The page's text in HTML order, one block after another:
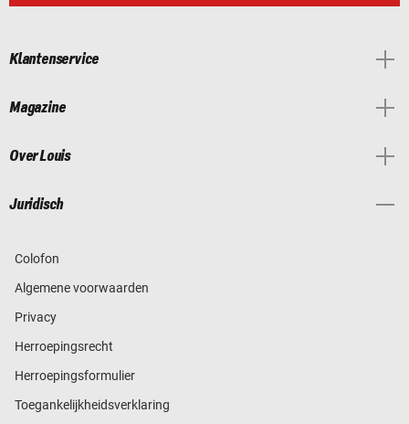
Klantenservice
Magazine
Over Louis
Juridisch
Colofon
Algemene voorwaarden
Privacy
Herroepingsrecht
Herroepingsformulier
Toegankelijkheidsverklaring